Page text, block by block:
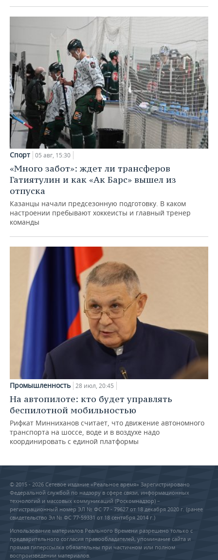
Спорт 05 авг, 15:30
«Много забот»: ждет ли трансферов
Гатиятулин и как «Ак Барс» вышел из
отпуска
Казанцы начали предсезонную подготовку. В каком
настроении пребывают хоккеисты и главный тренер
команды
Промышленность 28 июл, 20:45
На автопилоте: кто будет управлять
беспилотной мобильностью
Рифкат Минниханов считает, что движение автономного
транспорта на шоссе, воде и в воздухе надо
координировать с единой платформы
© 2015 - 2026 Сетевое издание «Реальное время» Зарегистрировано
Федеральной службой по надзору в сфере связи, информационных
технологий и массовых коммуникаций (Роскомнадзор) –
регистрационный номер ЭЛ № ФС 77 - 79627 от 18 декабря 2020 г. (ранее
свидетельство Эл № ФС 77-59331 от 18 сентября 2014 г.)
Использование материалов Реального Времени разрешено только с
предварительного согласия правообладателей, упоминание сайта и
прямая гиперссылка обязательны при частичном или полном
воспроизведении материалов.